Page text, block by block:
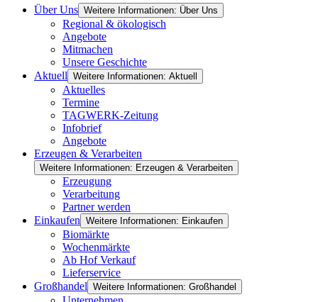
Über Uns Weitere Informationen: Über Uns
Regional & ökologisch
Angebote
Mitmachen
Unsere Geschichte
Aktuell Weitere Informationen: Aktuell
Aktuelles
Termine
TAGWERK-Zeitung
Infobrief
Angebote
Erzeugen & Verarbeiten
Weitere Informationen: Erzeugen & Verarbeiten
Erzeugung
Verarbeitung
Partner werden
Einkaufen Weitere Informationen: Einkaufen
Biomärkte
Wochenmärkte
Ab Hof Verkauf
Lieferservice
Großhandel Weitere Informationen: Großhandel